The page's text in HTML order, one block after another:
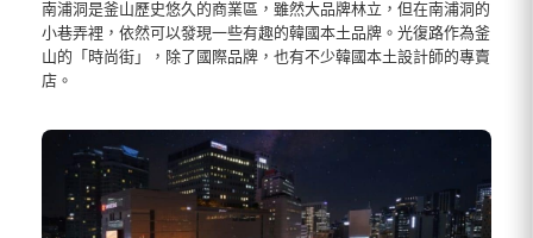
南浦洞是釜山歷史悠久的商業區，雖然大品牌林立，但在南浦洞的
小巷弄裡，依然可以發現一些有趣的韓國本土品牌。光復路作為釜
山的「時尚街」，除了國際品牌，也有不少韓國本土設計師的專賣
店。